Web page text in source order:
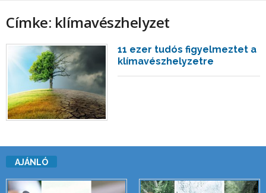
Címke: klímavészhelyzet
11 ezer tudós figyelmeztet a
klímavészhelyzetre
AJÁNLÓ